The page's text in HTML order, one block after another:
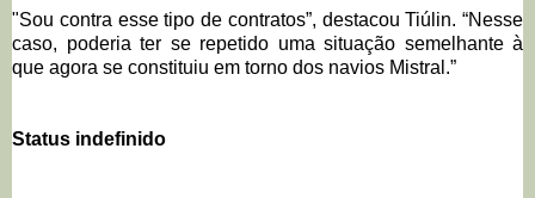
"Sou contra esse tipo de contratos”, destacou Tiúlin. “Nesse
caso, poderia ter se repetido uma situação semelhante à
que agora se constituiu em torno dos navios Mistral.”
Status indefinido